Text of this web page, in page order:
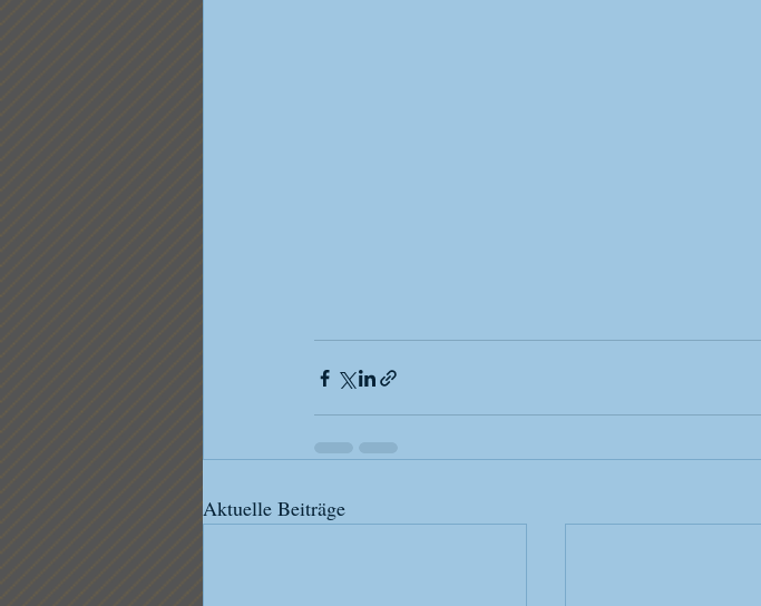
Aktuelle Beiträge